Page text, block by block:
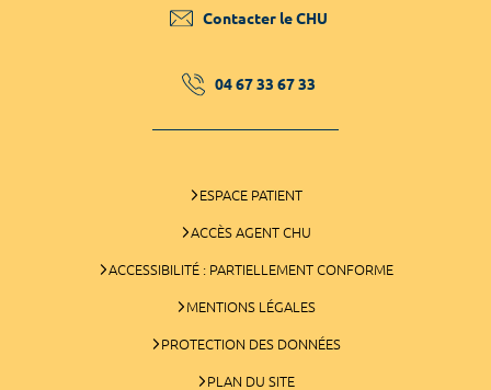
Contacter le CHU
04 67 33 67 33
ESPACE PATIENT
ACCÈS AGENT CHU
ACCESSIBILITÉ : PARTIELLEMENT CONFORME
MENTIONS LÉGALES
PROTECTION DES DONNÉES
PLAN DU SITE